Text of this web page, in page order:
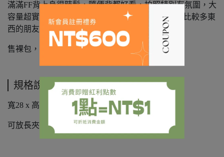
滿滿FF背上身很時髦，隨便背都好看，拍照特別有氛圍，大
容量超實用，用過的都說讚，很適合出門習慣會帶比較多東
西的朋友。
售裸包，附贈訂製防塵袋。
規格說明
寬28 x 高23 x 厚12cm，
可放長夾、短傘、水壺。